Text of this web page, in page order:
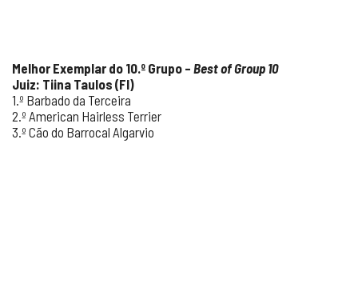
Melhor Exemplar do 10.º Grupo – Best of Group 10
Juiz: Tiina Taulos (FI)
1.º Barbado da Terceira
2.º American Hairless Terrier
3.º Cão do Barrocal Algarvio